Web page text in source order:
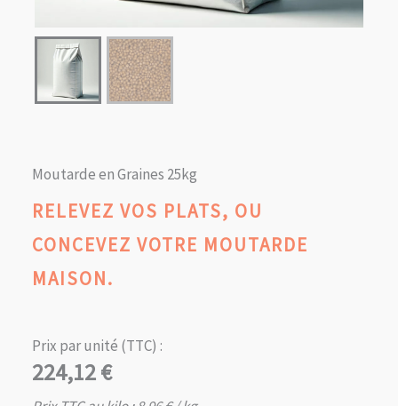
Moutarde en Graines 25kg
RELEVEZ VOS PLATS, OU
CONCEVEZ VOTRE MOUTARDE
MAISON.
Prix par unité (TTC) :
224,12€